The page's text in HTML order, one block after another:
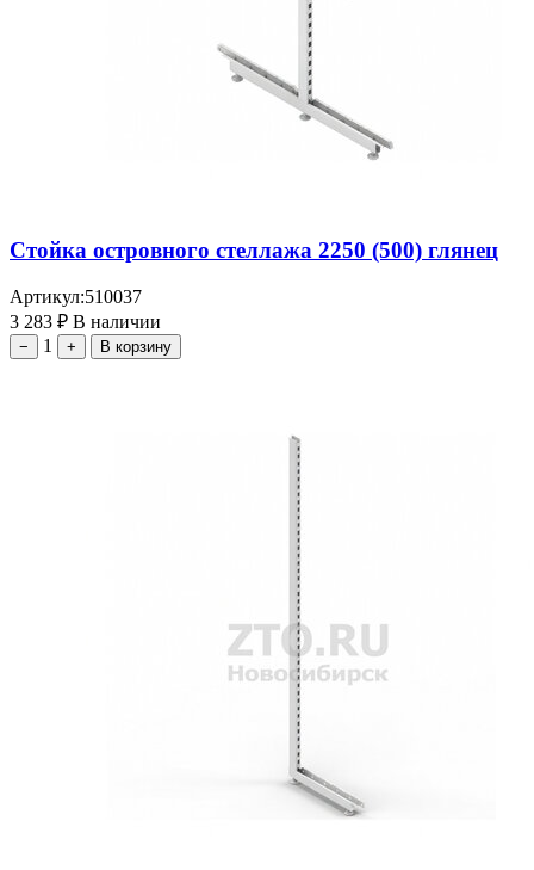
Стойка островного стеллажа 2250 (500) глянец
Артикул:510037
3 283 ₽ В наличии
− 1 + В корзину